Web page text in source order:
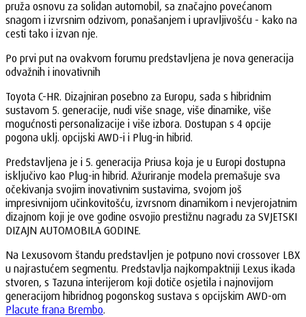
pruža osnovu za solidan automobil, sa značajno povećanom
snagom i izvrsnim odzivom, ponašanjem i upravljivošću - kako na
cesti tako i izvan nje.
Po prvi put na ovakvom forumu predstavljena je nova generacija
odvažnih i inovativnih
Toyota C-HR. Dizajniran posebno za Europu, sada s hibridnim
sustavom 5. generacije, nudi više snage, više dinamike, više
mogućnosti personalizacije i više izbora. Dostupan s 4 opcije
pogona uklj. opcijski AWD-i i Plug-in hibrid.
Predstavljena je i 5. generacija Priusa koja je u Europi dostupna
isključivo kao Plug-in hibrid. Ažuriranje modela premašuje sva
očekivanja svojim inovativnim sustavima, svojom još
impresivnijom učinkovitošću, izvrsnom dinamikom i nevjerojatnim
dizajnom koji je ove godine osvojio prestižnu nagradu za SVJETSKI
DIZAJN AUTOMOBILA GODINE.
Na Lexusovom štandu predstavljen je potpuno novi crossover LBX
u najrastućem segmentu. Predstavlja najkompaktniji Lexus ikada
stvoren, s Tazuna interijerom koji dotiče osjetila i najnovijom
generacijom hibridnog pogonskog sustava s opcijskim AWD-om
Placute frana Brembo.